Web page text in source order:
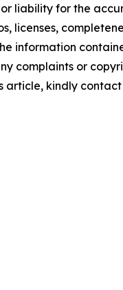
liability for the
licenses,
information
complaints or
article, kindly